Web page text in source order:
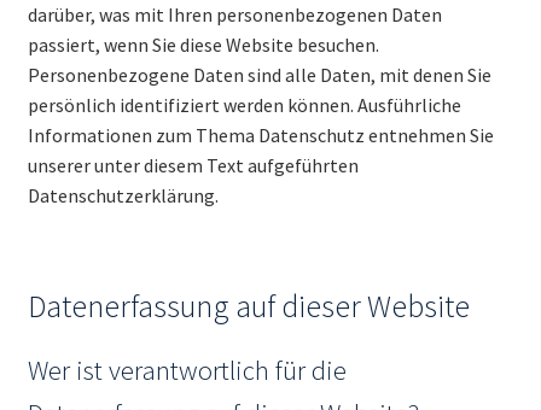
darüber, was mit Ihren personenbezogenen Daten
passiert, wenn Sie diese Website besuchen.
Personenbezogene Daten sind alle Daten, mit denen Sie
persönlich identifiziert werden können. Ausführliche
Informationen zum Thema Datenschutz entnehmen Sie
unserer unter diesem Text aufgeführten
Datenschutzerklärung.
Datenerfassung auf dieser Website
Wer ist verantwortlich für die